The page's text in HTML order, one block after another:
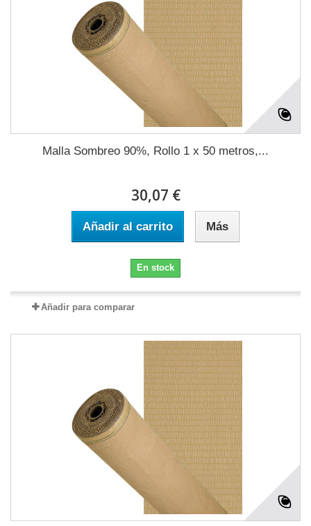
Malla Sombreo 90%, Rollo 1 x 50 metros,...
30,07 €
Añadir al carrito Más
En stock
Añadir para comparar